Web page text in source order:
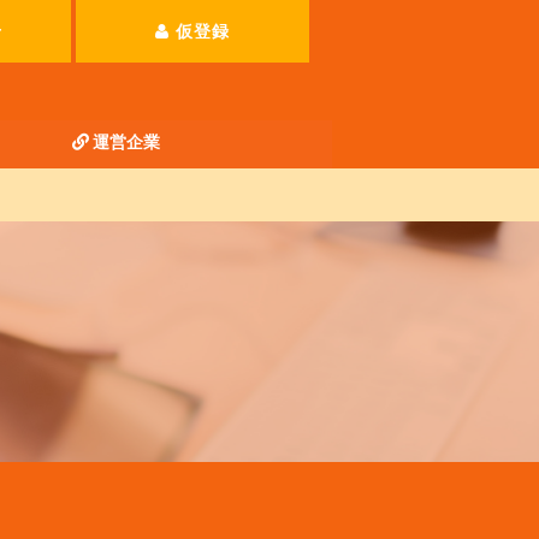
仮登録
運営企業